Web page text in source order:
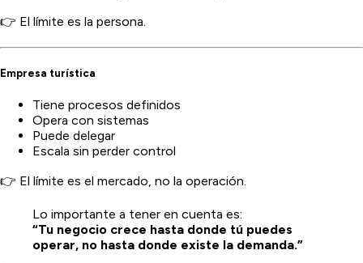
👉 El límite es la persona.
Empresa turística
Tiene procesos definidos
Opera con sistemas
Puede delegar
Escala sin perder control
👉 El límite es el mercado, no la operación.
Lo importante a tener en cuenta es:
“Tu negocio crece hasta donde tú puedes
operar, no hasta donde existe la demanda.”